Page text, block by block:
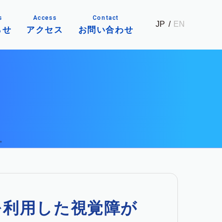
せ
Access
アクセス
Contact
お問い合わせ
JP EN
用した視覚障が